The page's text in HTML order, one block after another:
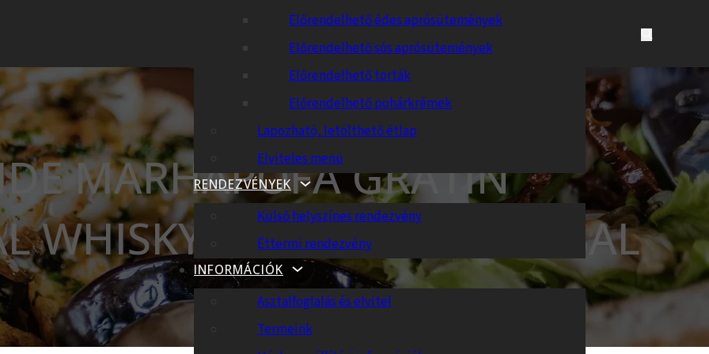
Előrendelhető édes aprósütemények
Előrendelhető sós aprósütemények
Előrendelhető torták
Előrendelhető pohárkrémek
Lapozható, letölthető étlap
Elviteles menü
RENDEZVÉNYEK
Külső helyszínes rendezvény
Éttermi rendezvény
INFORMÁCIÓK
Asztalfoglalás és elvitel
Termeink
MARHAPOFA GRATIN
WHISKYS-MEGGYMÁRTÁSSAL